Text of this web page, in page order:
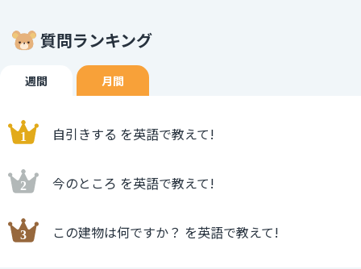
質問ランキング
週間 月間
自引きする を英語で教えて!
今のところ を英語で教えて!
この建物は何ですか？ を英語で教えて!